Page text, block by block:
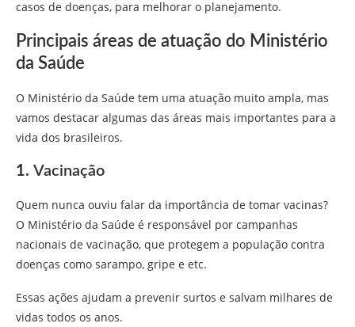
casos de doenças, para melhorar o planejamento.
Principais áreas de atuação do Ministério
da Saúde
O Ministério da Saúde tem uma atuação muito ampla, mas
vamos destacar algumas das áreas mais importantes para a
vida dos brasileiros.
1. Vacinação
Quem nunca ouviu falar da importância de tomar vacinas?
O Ministério da Saúde é responsável por campanhas
nacionais de vacinação, que protegem a população contra
doenças como sarampo, gripe e etc.
Essas ações ajudam a prevenir surtos e salvam milhares de
vidas todos os anos.